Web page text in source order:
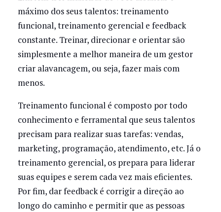
máximo dos seus talentos: treinamento
funcional, treinamento gerencial e feedback
constante. Treinar, direcionar e orientar são
simplesmente a melhor maneira de um gestor
criar alavancagem, ou seja, fazer mais com
menos.
Treinamento funcional é composto por todo
conhecimento e ferramental que seus talentos
precisam para realizar suas tarefas: vendas,
marketing, programação, atendimento, etc. Já o
treinamento gerencial, os prepara para liderar
suas equipes e serem cada vez mais eficientes.
Por fim, dar feedback é corrigir a direção ao
longo do caminho e permitir que as pessoas